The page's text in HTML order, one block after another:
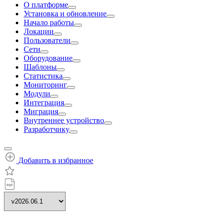
О платформе
Установка и обновление
Начало работы
Локации
Пользователи
Сети
Оборудование
Шаблоны
Статистика
Мониторинг
Модули
Интеграция
Миграция
Внутреннее устройство
Разработчику
Добавить в избранное